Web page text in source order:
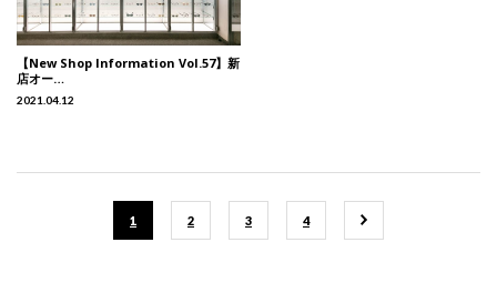
【New Shop Information Vol.57】新
店オー…
2021.04.12
1 2 3 4